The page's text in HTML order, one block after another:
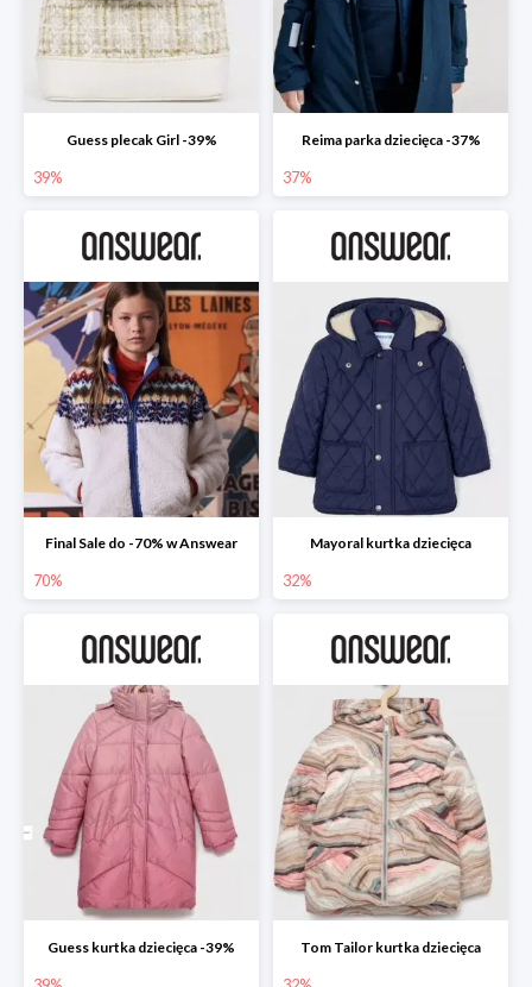
Guess plecak Girl -39%
39%
Reima parka dziecięca -37%
37%
Final Sale do -70% w Answear
70%
Mayoral kurtka dziecięca
32%
Guess kurtka dziecięca -39% Tom Tailor kurtka dziecięca